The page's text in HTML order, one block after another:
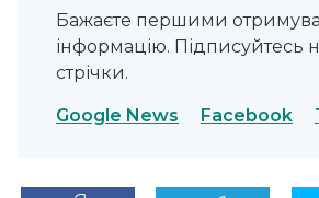
Бажаєте першими
інформацію. Підписуйтесь
стрічки.
Google News Facebook